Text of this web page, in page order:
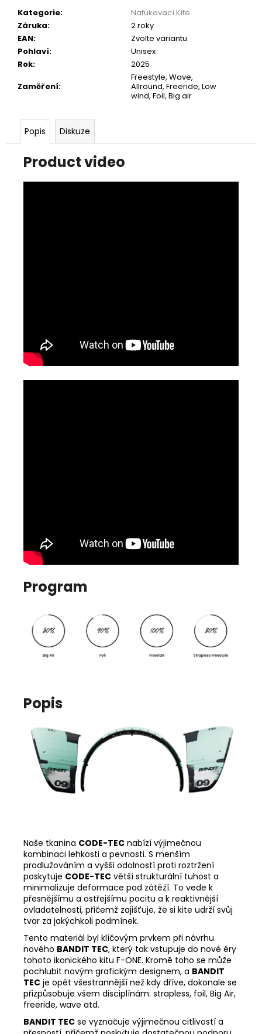
Kategorie:
Nafukovací Kite
Záruka:
2 roky
EAN:
Zvolte variantu
Pohlaví:
Unisex
Rok:
2025
Zaměření:
Freestyle, Wave,
Allround, Freeride, Low
wind, Foil, Big air
Popis Diskuze
Product video
Program
Popis
Naše tkanina CODE-TEC nabízí výjimečnou
kombinaci lehkosti a pevnosti. S menším
prodlužováním a vyšší odolností proti roztržení
poskytuje CODE-TEC větší strukturální tuhost a
minimalizuje deformace pod zátěží. To vede k
přesnějšímu a ostřejšímu pocitu a k reaktivnější
ovladatelnosti, přičemž zajišťuje, že si kite udrží svůj
tvar za jakýchkoli podmínek.
Tento materiál byl klíčovým prvkem při návrhu
nového BANDIT TEC, který tak vstupuje do nové éry
tohoto ikonického kitu F-ONE. Kromě toho se může
pochlubit novým grafickým designem, a BANDIT
TEC je opět všestrannější než kdy dříve, dokonale se
přizpůsobuje všem disciplínám: strapless, foil, Big Air,
freeride, wave atd.
BANDIT TEC se vyznačuje výjimečnou citlivostí a